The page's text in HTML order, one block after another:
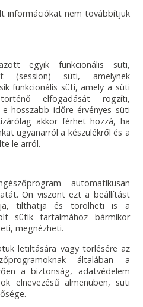
információkat nem továbbítjuk
egyik funkcionális süti,
(session) süti, amelynek
funkcionális süti, amely a süti
elfogadását rögzíti,
hosszabb időre érvényes süti
akkor férhet hozzá, ha
ugyanarról a készülékről és a
le arról.
automatikusan
Ön viszont ezt a beállítást
tilthatja és törölheti is a
sütik tartalmához bármikor
megnézheti.
letiltására vagy törlésére az
általában a
a biztonság, adatvédelem
elnevezésű almenüben, süti